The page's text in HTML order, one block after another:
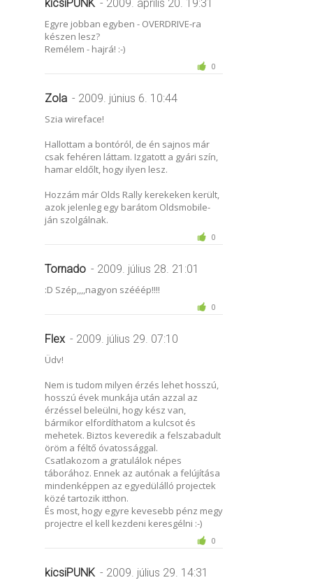
kicsiPUNK - 2009. április 20. 19:31
Egyre jobban egyben - OVERDRIVE-ra
készen lesz?
Remélem - hajrá! :-)
0
Zola - 2009. június 6. 10:44
Szia wireface!
Hallottam a bontóról, de én sajnos már
csak fehéren láttam. Izgatott a gyári szín,
hamar eldőlt, hogy ilyen lesz.
Hozzám már Olds Rally kerekeken került,
azok jelenleg egy barátom Oldsmobile-
ján szolgálnak.
0
Tornado - 2009. július 28. 21:01
:D Szép,,,,nagyon szééép!!!!
0
Flex - 2009. július 29. 07:10
Üdv!
Nem is tudom milyen érzés lehet hosszú,
hosszú évek munkája után azzal az
érzéssel beleülni, hogy kész van,
bármikor elfordíthatom a kulcsot és
mehetek. Biztos keveredik a felszabadult
öröm a féltő óvatossággal.
Csatlakozom a gratulálok népes
táborához. Ennek az autónak a felújítása
mindenképpen az egyedülálló projectek
közé tartozik itthon.
És most, hogy egyre kevesebb pénz megy
projectre el kell kezdeni keresgélni :-)
0
kicsiPUNK - 2009. július 29. 14:31